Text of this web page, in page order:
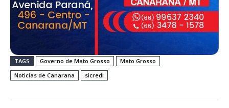
TAGS Governo de Mato Grosso
Mato Grosso
Noticias de Canarana
sicredi